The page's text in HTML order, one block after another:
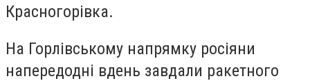
Красногорівка.
На Горлівському напрямку росіяни
напередодні вдень завдали ракетного